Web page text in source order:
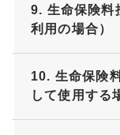
9. 生命保険料
利用の場合）
10. 生命保険
して使用する